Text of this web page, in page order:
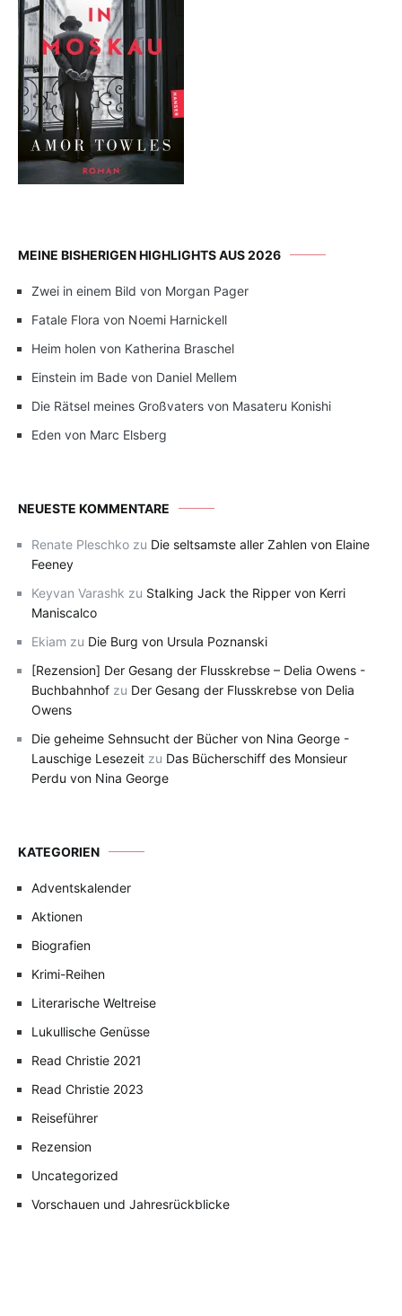
MEINE BISHERIGEN HIGHLIGHTS AUS 2026
Zwei in einem Bild von Morgan Pager
Fatale Flora von Noemi Harnickell
Heim holen von Katherina Braschel
Einstein im Bade von Daniel Mellem
Die Rätsel meines Großvaters von Masateru Konishi
Eden von Marc Elsberg
NEUESTE KOMMENTARE
Renate Pleschko zu Die seltsamste aller Zahlen von Elaine
Feeney
Keyvan Varashk zu Stalking Jack the Ripper von Kerri
Maniscalco
Ekiam zu Die Burg von Ursula Poznanski
[Rezension] Der Gesang der Flusskrebse – Delia Owens -
Buchbahnhof zu Der Gesang der Flusskrebse von Delia
Owens
Die geheime Sehnsucht der Bücher von Nina George -
Lauschige Lesezeit zu Das Bücherschiff des Monsieur
Perdu von Nina George
KATEGORIEN
Adventskalender
Aktionen
Biografien
Krimi-Reihen
Literarische Weltreise
Lukullische Genüsse
Read Christie 2021
Read Christie 2023
Reiseführer
Rezension
Uncategorized
Vorschauen und Jahresrückblicke